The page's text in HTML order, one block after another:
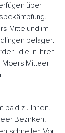
über
Mitte und im
belagert
die in Ihren
Moers Mitteer
bald zu Ihnen.
Bezirken.
schnellen Vor-